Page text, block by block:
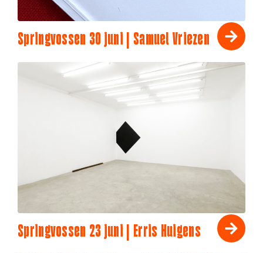
Springvossen 30 juni | Samuel Vriezen
Springvossen 23 juni | Erris Huigens